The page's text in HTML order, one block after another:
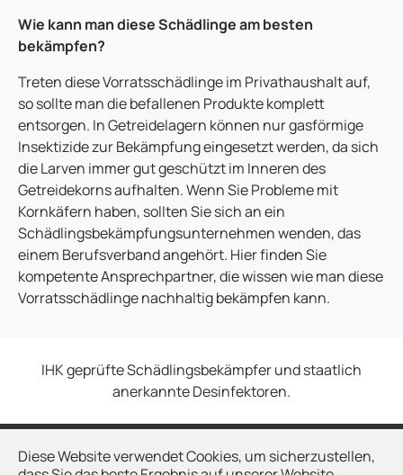
Diese Website verwendet Cookies, um sicherzustellen,
Wie kann man diese Schädlinge am besten
bekämpfen?
Treten diese Vorratsschädlinge im Privathaushalt auf,
so sollte man die befallenen Produkte komplett
entsorgen. In Getreidelagern können nur gasförmige
Insektizide zur Bekämpfung eingesetzt werden, da sich
die Larven immer gut geschützt im Inneren des
Getreidekorns aufhalten. Wenn Sie Probleme mit
Kornkäfern haben, sollten Sie sich an ein
Schädlingsbekämpfungsunternehmen wenden, das
einem Berufsverband angehört. Hier finden Sie
kompetente Ansprechpartner, die wissen wie man diese
Vorratsschädlinge nachhaltig bekämpfen kann.
IHK geprüfte Schädlingsbekämpfer und staatlich
anerkannte Desinfektoren.
Kontakt